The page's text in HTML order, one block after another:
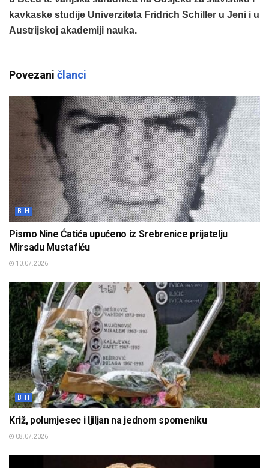
kavkaske studije Univerziteta Fridrich Schiller u Jeni i u
Austrijskoj akademiji nauka.
Povezani članci
BIH
Pismo Nine Ćatića upućeno iz Srebrenice prijatelju
Mirsadu Mustafiću
10.07.2026
BIH
Križ, polumjesec i ljiljan na jednom spomeniku
08.07.2026